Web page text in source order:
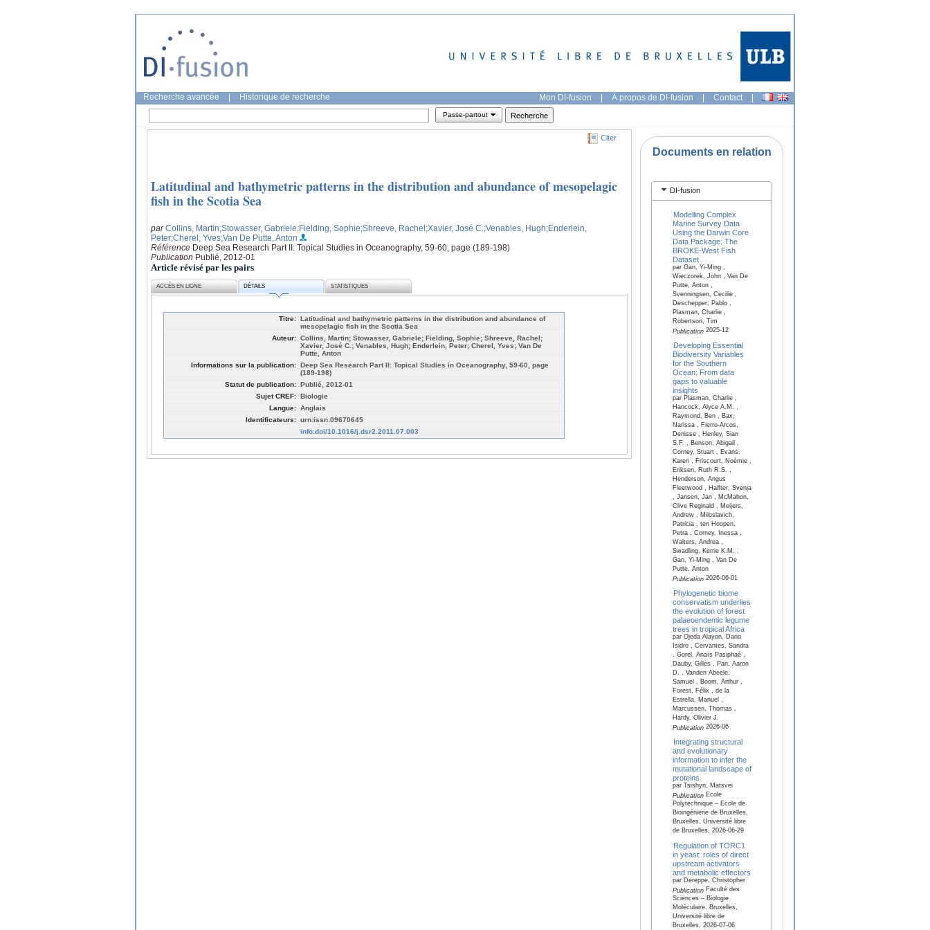
Recherche avancée Historique de recherche Mon DI-fusion | À propos de DI-fusion | Contact |
Passe-partout
Citer
Latitudinal and bathymetric patterns in the distribution and abundance of mesopelagic
fish in the Scotia Sea
parCollins, Martin;Stowasser, Gabriele;Fielding, Sophie;Shreeve, Rachel;Xavier, José C. ;Venables, Hugh;Enderlein,
Peter;Cherel, Yves;Van De Putte, Anton
Référence Deep Sea Research Part II: Topical Studies in Oceanography, 59-60, page (189-198)
Publication Publié, 2012-01
Article révisé par les pairs
ACCÈS EN LIGNE DÉTAILS STATISTIQUES
Titre: Latitudinal and bathymetric patterns in the distribution and abundance of
mesopelagic fish in the Scotia Sea
Auteur: Collins, Martin; Stowasser, Gabriele; Fielding, Sophie; Shreeve, Rachel;
Xavier, José C.; Venables, Hugh; Enderlein, Peter; Cherel, Yves; Van De
Putte, Anton
Informations sur la publication: Deep Sea Research Part II: Topical Studies in Oceanography, 59-60, page
(189-198)
Statut de publication: Publié, 2012-01
Sujet CREF: Biologie
Langue: Anglais
Identificateurs: urn:issn:09670645
info:doi/10.1016/j.dsr2.2011.07.003
Documents en relation
DI-fusion
Modelling Complex
Marine Survey Data
Using the Darwin Core
Data Package: The
BROKE-West Fish
Dataset
par Gan, Yi-Ming ,
Wieczorek, John , Van De
Putte, Anton ,
Svenningsen, Cecilie ,
Deschepper, Pablo ,
Plasman, Charlie ,
Robertson, Tim
Publication2025-12
Developing Essential
Biodiversity Variables
for the Southern
Ocean: From data
gaps to valuable
insights
par Plasman, Charlie ,
Hancock, Alyce A.M. ,
Raymond, Ben , Bax,
Narissa , Fierro-Arcos,
Denisse , Henley, Sian
S.F. , Benson, Abigail ,
Corney, Stuart , Evans,
Karen , Friscourt, Noémie ,
Eriksen, Ruth R.S. ,
Henderson, Angus
Fleetwood , Halfter, Svenja
, Jansen, Jan , McMahon,
Clive Reginald , Meijers,
Andrew , Miloslavich,
Patricia , ten Hoopen,
Petra , Corney, Inessa ,
Walters, Andrea ,
Swadling, Kerrie K.M. ,
Gan, Yi-Ming , Van De
Putte, Anton
Publication2026-06-01
Phylogenetic biome
conservatism underlies
the evolution of forest
palaeoendemic legume
trees in tropical Africa
par Ojeda Alayon, Dario
Isidro , Cervantes, Sandra
, Gorel, Anaïs Pasiphaé ,
Dauby, Gilles , Pan, Aaron
D. , Vanden Abeele,
Samuel , Boom, Arthur ,
Forest, Félix , de la
Estrella, Manuel ,
Marcussen, Thomas ,
Hardy, Olivier J.
Publication2026-06
Integrating structural
and evolutionary
information to infer the
mutational landscape of
proteins
par Tsishyn, Matsvei
PublicationEcole
Polytechnique – Ecole de
Bioingénierie de Bruxelles,
Bruxelles, Université libre
de Bruxelles, 2026-06-29
Regulation of TORC1
in yeast: roles of direct
upstream activators
and metabolic effectors
par Dereppe, Christopher
PublicationFaculté des
Sciences – Biologie
Moléculaire, Bruxelles,
Université libre de
Bruxelles, 2026-07-06